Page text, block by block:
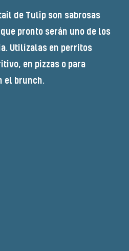
de Tulip son sabrosas
pronto serán uno de los
Utilízalas en perritos
en pizzas o para
el brunch.